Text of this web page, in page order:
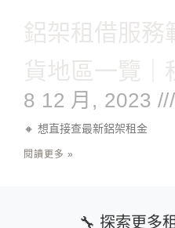
鋁架租借服務
貨地區一覽｜
8 12 月, 2023
🔸 想直接查最新鋁架租金
閱讀更多 »
🔧 探索更多